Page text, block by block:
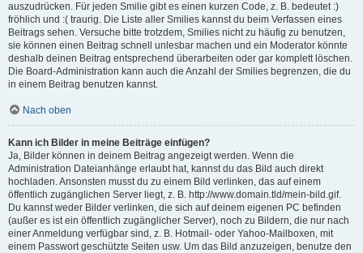
auszudrücken. Für jeden Smilie gibt es einen kurzen Code, z. B. bedeutet :)
fröhlich und :( traurig. Die Liste aller Smilies kannst du beim Verfassen eines
Beitrags sehen. Versuche bitte trotzdem, Smilies nicht zu häufig zu benutzen,
sie können einen Beitrag schnell unlesbar machen und ein Moderator könnte
deshalb deinen Beitrag entsprechend überarbeiten oder gar komplett löschen.
Die Board-Administration kann auch die Anzahl der Smilies begrenzen, die du
in einem Beitrag benutzen kannst.
Nach oben
Kann ich Bilder in meine Beiträge einfügen?
Ja, Bilder können in deinem Beitrag angezeigt werden. Wenn die
Administration Dateianhänge erlaubt hat, kannst du das Bild auch direkt
hochladen. Ansonsten musst du zu einem Bild verlinken, das auf einem
öffentlich zugänglichen Server liegt, z. B. http://www.domain.tld/mein-bild.gif.
Du kannst weder Bilder verlinken, die sich auf deinem eigenen PC befinden
(außer es ist ein öffentlich zugänglicher Server), noch zu Bildern, die nur nach
einer Anmeldung verfügbar sind, z. B. Hotmail- oder Yahoo-Mailboxen, mit
einem Passwort geschützte Seiten usw. Um das Bild anzuzeigen, benutze den